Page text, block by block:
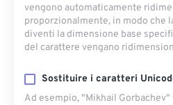
vengono automaticamente
proporzionalmente, in modo che
diventi la dimensione base
del carattere vengano
Sostituire i caratteri
Ad esempio, "Mikhail